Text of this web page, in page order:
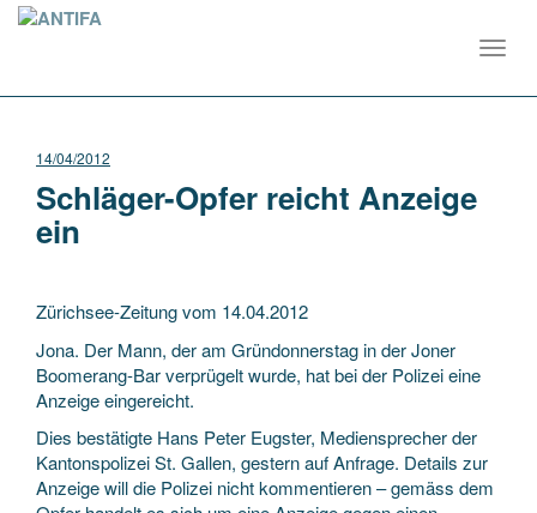
14/04/2012
Schläger-Opfer reicht Anzeige
ein
Zürichsee-Zeitung vom 14.04.2012
Jona. Der Mann, der am Gründonnerstag in der Joner
Boomerang-Bar verprügelt wurde, hat bei der Polizei eine
Anzeige eingereicht.
Dies bestätigte Hans Peter Eugster, Mediensprecher der
Kantonspolizei St. Gallen, gestern auf Anfrage. Details zur
Anzeige will die Polizei nicht kommentieren – gemäss dem